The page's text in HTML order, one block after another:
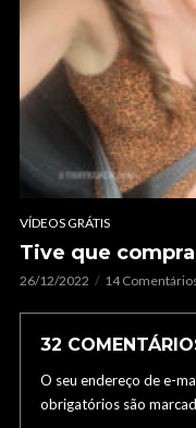
VÍDEOS GRÁTIS
Tive que
26/12/2022 14
32
O seu endereço de e-
obrigatórios são